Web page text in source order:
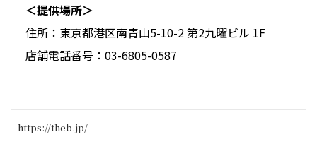
＜提供場所＞
住所：東京都港区南青山5-10-2 第2九曜ビル 1F
店舗電話番号：03-6805-0587
https://theb.jp/